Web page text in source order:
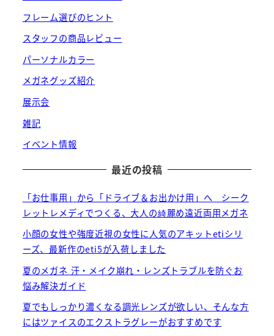
フレーム選びのヒント
スタッフの商品レビュー
パーソナルカラー
メガネグッズ紹介
展示会
雑記
イベント情報
最近の投稿
「お仕事用」から「ドライブ＆お出かけ用」へ シーク
レットレメディでつくる、大人の綺麗め遠近両用メガネ
小顔の女性や強度近視の女性に人気のアキットetiシリ
ーズ、最新作のeti5が入荷しました
夏のメガネ 汗・メイク崩れ・レンズトラブルを防ぐお
悩み解決ガイド
夏でもしっかり濃くなる調光レンズが欲しい、そんな方
にはツァイスのエクストラグレーがおすすめです